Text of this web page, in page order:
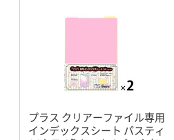
プラス クリアーファイル専用
インデックスシート パスティ